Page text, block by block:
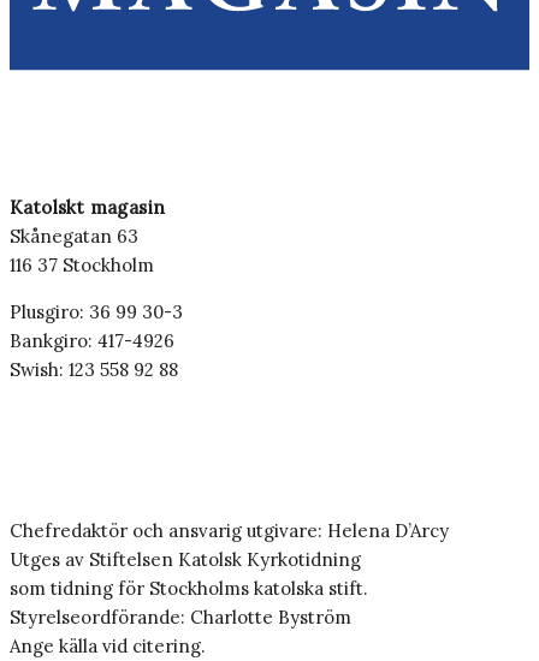
Katolskt magasin
Skånegatan 63
116 37 Stockholm
Plusgiro: 36 99 30-3
Bankgiro: 417-4926
Swish: 123 558 92 88
Chefredaktör och ansvarig utgivare: Helena D’Arcy
Utges av Stiftelsen Katolsk Kyrkotidning
som tidning för Stockholms katolska stift.
Styrelseordförande: Charlotte Byström
Ange källa vid citering.